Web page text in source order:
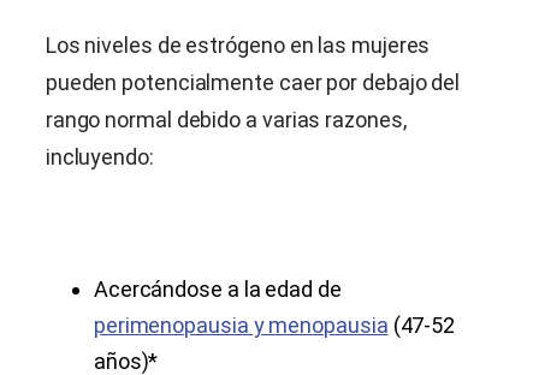
Los niveles de estrógeno en las mujeres
pueden potencialmente caer por debajo del
rango normal debido a varias razones,
incluyendo:
Acercándose a la edad de
perimenopausia y menopausia (47-52
años)*